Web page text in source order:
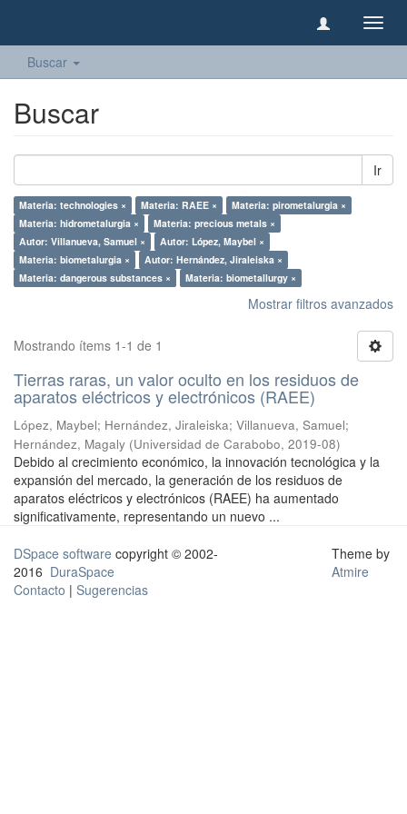
Buscar
Buscar
Ir
Materia: technologies × Materia: RAEE ×
Materia: pirometalurgia ×
Materia: hidrometalurgia ×
Materia: precious metals ×
Autor: Villanueva, Samuel ×
Autor: López, Maybel ×
Materia: biometalurgia ×
Autor: Hernández, Jiraleiska ×
Materia: dangerous substances ×
Materia: biometallurgy ×
Mostrar filtros avanzados
Mostrando ítems 1-1 de 1
Tierras raras, un valor oculto en los residuos de
aparatos eléctricos y electrónicos (RAEE)
López, Maybel; Hernández, Jiraleiska; Villanueva, Samuel;
Hernández, Magaly (Universidad de Carabobo, 2019-08)
Debido al crecimiento económico, la innovación tecnológica y la
expansión del mercado, la generación de los residuos de
aparatos eléctricos y electrónicos (RAEE) ha aumentado
significativamente, representando un nuevo ...
DSpace software copyright © 2002-
2016 DuraSpace
Contacto | Sugerencias
Theme by
Atmire